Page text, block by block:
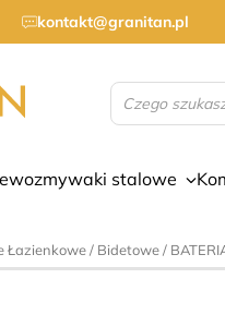
kontakt@granitan.pl
Wyszukiwarka
produktów
stalowe
Łazienkowe/ Bidetowe/